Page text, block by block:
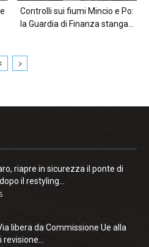
Controlli sui fiumi Mincio e Po:
la Guardia di Finanza stanga...
riapre in sicurezza il ponte di
il restyling...
libera da Commissione Ue alla